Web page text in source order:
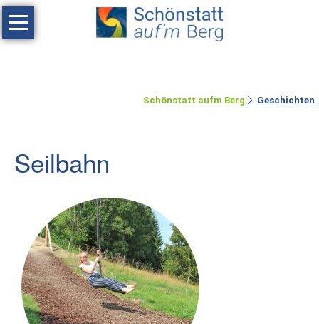
Navigation
überspringen
feiern
Zimmer
Ferienwohnung
Umgebung
Schönstatt-
Schönstatt aufm Berg Geschichten
Seilbahn